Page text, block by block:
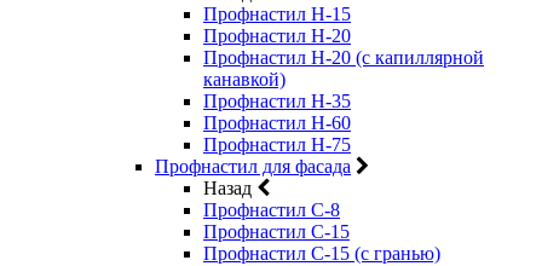
Профнастил Н-15
Профнастил Н-20
Профнастил Н-20 (с капиллярной
канавкой)
Профнастил Н-35
Профнастил Н-60
Профнастил Н-75
Профнастил для фасада
Назад
Профнастил С-8
Профнастил С-15
Профнастил С-15 (с гранью)